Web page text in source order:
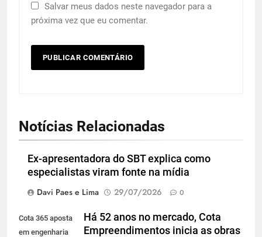
Salvar meus dados neste navegador para a
próxima vez que eu comentar.
Notícias Relacionadas
Ex-apresentadora do SBT explica como
especialistas viram fonte na mídia
Davi Paes e Lima
29/07/2026 0
Cota 365 aposta
em engenharia
Há 52 anos no mercado, Cota
Empreendimentos inicia as obras